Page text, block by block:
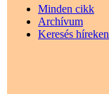
Minden cikk
Archívum
Keresés híreken